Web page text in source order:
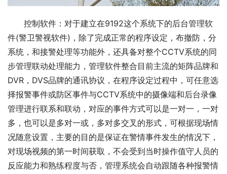
控制软件：对于建立在9192这个系统下的后台管理软
件(警卫警视软件)，除了完成正常的程序设定，布撤防，分
系统，和接警处理等功能外，还具备对整个CCTV系统的同
步管理联动处理能力，管理软件整合目前主流的矩阵品牌和
DVR，DVS品牌的通讯协议，在程序设定过程中，可任意选
择报警事件或防区事件与CCTV系统中的摄像端和后台录像
管理进行联系和联动，对应的事件方式可以是一对一，一对
多，也可以是多对一或，多对多交叉的形式，可根据现场情
况随意设置，主要的目的是保证在警情事件发生的情况下，
对现场视频的第一时间获取，不会受到当时操作值守人员的
反应能力和熟练程度与否，管理系统会自动跟随各种报警情